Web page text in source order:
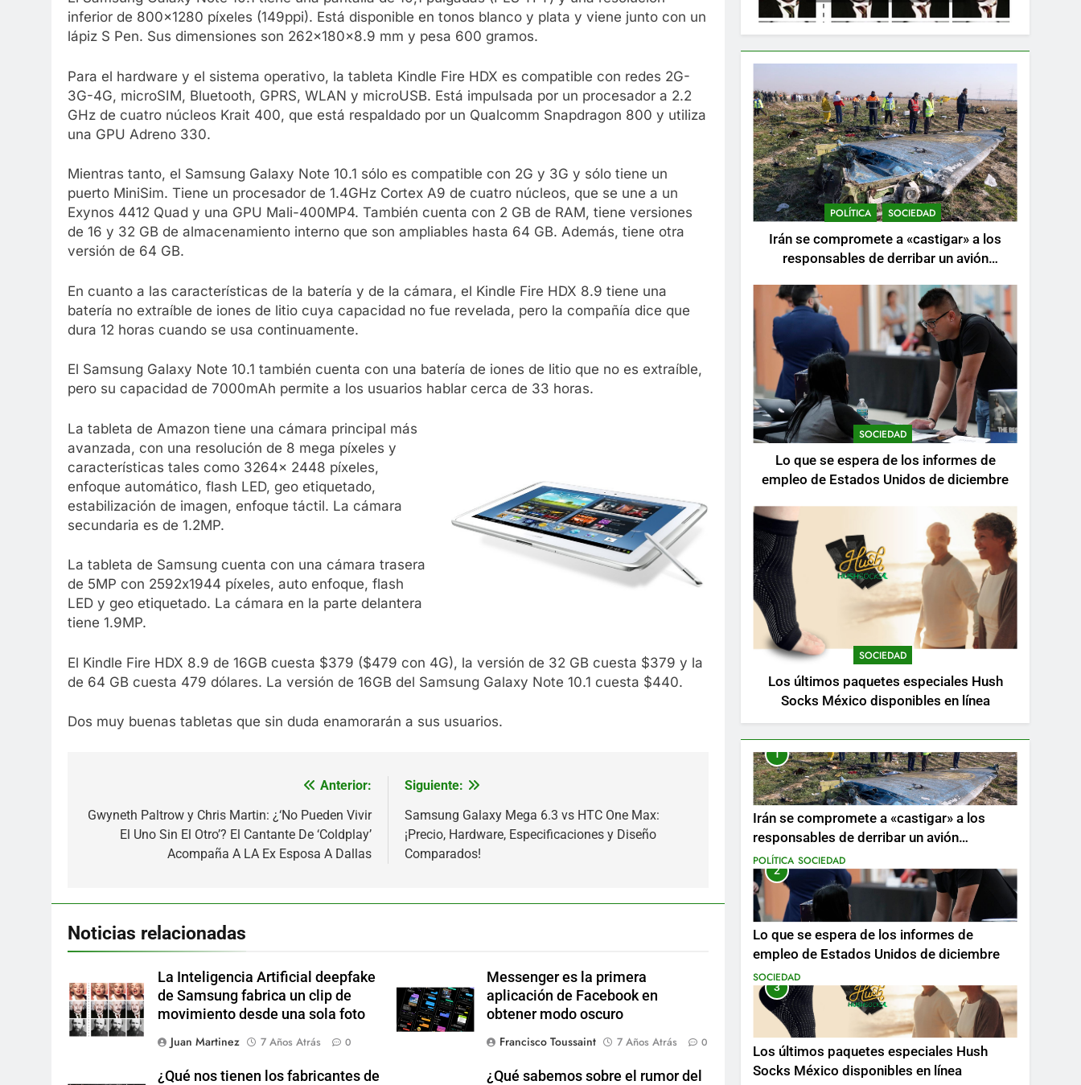
inferior de 800×1280 píxeles (149ppi). Está disponible en tonos blanco y plata y viene junto con un
lápiz S Pen. Sus dimensiones son 262x180x8.9 mm y pesa 600 gramos.
Para el hardware y el sistema operativo, la tableta Kindle Fire HDX es compatible con redes 2G-
3G-4G, microSIM, Bluetooth, GPRS, WLAN y microUSB. Está impulsada por un procesador a 2.2
GHz de cuatro núcleos Krait 400, que está respaldado por un Qualcomm Snapdragon 800 y utiliza
una GPU Adreno 330.
Mientras tanto, el Samsung Galaxy Note 10.1 sólo es compatible con 2G y 3G y sólo tiene un
puerto MiniSim. Tiene un procesador de 1.4GHz Cortex A9 de cuatro núcleos, que se une a un
Exynos 4412 Quad y una GPU Mali-400MP4. También cuenta con 2 GB de RAM, tiene versiones
de 16 y 32 GB de almacenamiento interno que son ampliables hasta 64 GB. Además, tiene otra
versión de 64 GB.
En cuanto a las características de la batería y de la cámara, el Kindle Fire HDX 8.9 tiene una
batería no extraíble de iones de litio cuya capacidad no fue revelada, pero la compañía dice que
dura 12 horas cuando se usa continuamente.
El Samsung Galaxy Note 10.1 también cuenta con una batería de iones de litio que no es extraíble,
pero su capacidad de 7000mAh permite a los usuarios hablar cerca de 33 horas.
La tableta de Amazon tiene una cámara principal más
avanzada, con una resolución de 8 mega píxeles y
características tales como 3264x 2448 píxeles,
enfoque automático, flash LED, geo etiquetado,
estabilización de imagen, enfoque táctil. La cámara
secundaria es de 1.2MP.
La tableta de Samsung cuenta con una cámara trasera
de 5MP con 2592х1944 píxeles, auto enfoque, flash
LED y geo etiquetado. La cámara en la parte delantera
tiene 1.9MP.
El Kindle Fire HDX 8.9 de 16GB cuesta $379 ($479 con 4G), la versión de 32 GB cuesta $379 y la
de 64 GB cuesta 479 dólares. La versión de 16GB del Samsung Galaxy Note 10.1 cuesta $440.
Dos muy buenas tabletas que sin duda enamorarán a sus usuarios.
de
Anterior:
Gwyneth Paltrow y Chris Martin: ¿‘No Pueden Vivir
El Uno Sin El Otro’? El Cantante De ‘Coldplay’
Acompaña A LA Ex Esposa A Dallas
Siguiente:
Samsung Galaxy Mega 6.3 vs HTC One Max:
¡Precio, Hardware, Especificaciones y Diseño
Comparados!
Noticias relacionadas
La Inteligencia Artificial deepfake
de Samsung fabrica un clip de
movimiento desde una sola foto
Juan Martinez
7 Años Atrás 0
Messenger es la primera
aplicación de Facebook en
obtener modo oscuro
Francisco Toussaint
7 Años Atrás 0
¿Qué nos tienen los fabricantes de
¿Qué sabemos sobre el rumor del
POLÍTICA SOCIEDAD
Irán se compromete a «castigar» a los
responsables de derribar un avión
SOCIEDAD
Lo que se espera de los informes de
empleo de Estados Unidos de diciembre
SOCIEDAD
Los últimos paquetes especiales Hush
Socks México disponibles en línea
1
Irán se compromete a «castigar» a los
responsables de derribar un avión
ucraniano mientras se realizan arrestos
POLÍTICA SOCIEDAD
2
Lo que se espera de los informes de
empleo de Estados Unidos de diciembre
SOCIEDAD
3
Los últimos paquetes especiales Hush
Socks México disponibles en línea